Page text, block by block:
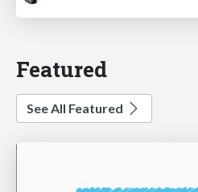
Featured
See All Featured